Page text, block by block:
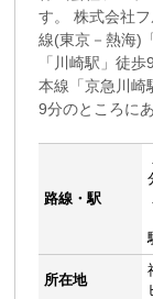
す。 株式会社
線(東京－熱海)
「川崎駅」徒
本線「京急川崎
9分のところに
路線・駅
所在地